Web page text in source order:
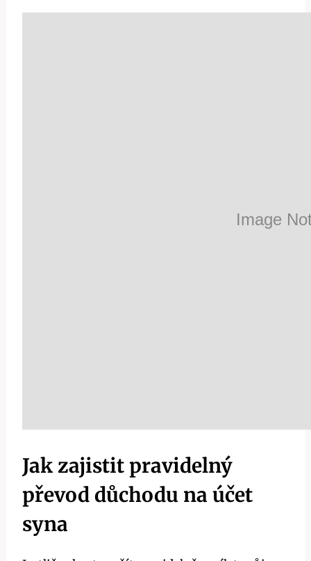
Jak zajistit pravidelný
převod důchodu na účet
syna